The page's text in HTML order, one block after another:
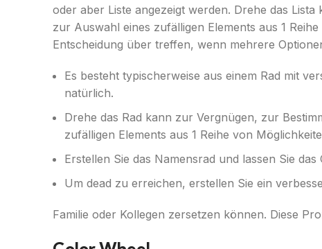
oder aber Liste angezeigt werden. Drehe das
zur Auswahl eines zufälligen Elements aus 1
Entscheidung über treffen, wenn mehrere
Es besteht typischerweise aus einem Rad mit
natürlich.
Drehe das Rad kann zur Vergnügen, zur
zufälligen Elements aus 1 Reihe von
Erstellen Sie das Namensrad und lassen Sie
Um dead zu erreichen, erstellen Sie ein
Familie oder Kollegen zersetzen können. Diese